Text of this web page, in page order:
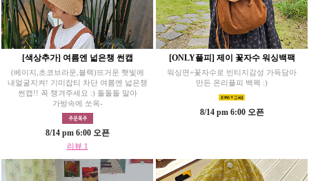
[색상추가] 여름엔 넓은챙 썬캡
(베이지,초코브라운,블랙)뜨거운 햇빛에
내얼굴지켜! 기미잡티 차단 여름엔 넓은챙
썬캡!! 꼭 챙겨주세요 :) 돌돌돌 말아
가방속에 쏘옥-
8/14 pm 6:00 오픈
리뷰 1
[ONLY플피] 제이 꽃자수 워싱백팩
워싱면+꽃자수로 빈티지감성 가득담아
만든 온리플피 백팩 :)
8/14 pm 6:00 오픈